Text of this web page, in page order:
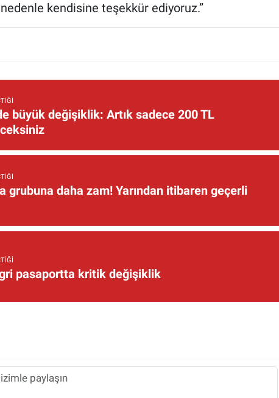
kendisine teşekkür ediyoruz.”
büyük değişiklik: Artık sadece 200 TL
grubuna daha zam! Yarından itibaren geçerli
pasaportta kritik değişiklik